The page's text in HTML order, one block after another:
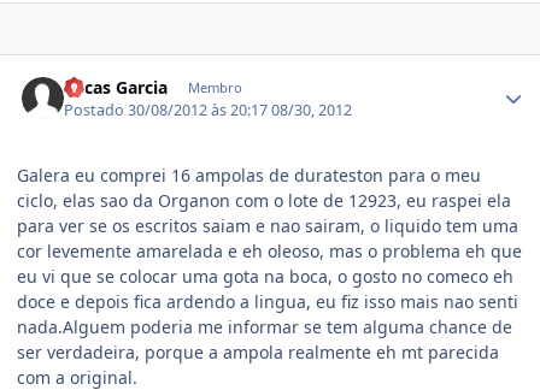
Lucas Garcia Membro
Postado30/08/2012 às 20:1708/30, 2012
Galera eu comprei 16 ampolas de durateston para o meu
ciclo, elas sao da Organon com o lote de 12923, eu raspei ela
para ver se os escritos saiam e nao sairam, o liquido tem uma
cor levemente amarelada e eh oleoso, mas o problema eh que
eu vi que se colocar uma gota na boca, o gosto no comeco eh
doce e depois fica ardendo a lingua, eu fiz isso mais nao senti
nada.Alguem poderia me informar se tem alguma chance de
ser verdadeira, porque a ampola realmente eh mt parecida
com a original.